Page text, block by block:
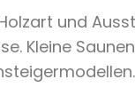
und
Kleine